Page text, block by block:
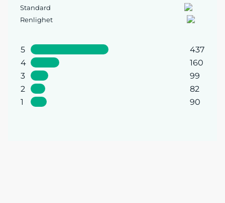
Standard
Renlighet
5
437
4
160
3
99
2
82
1
90